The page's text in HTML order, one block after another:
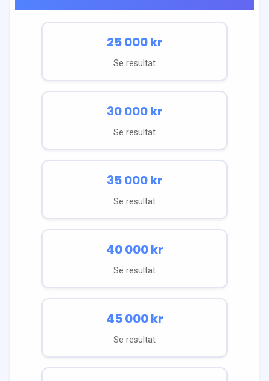
25 000kr
Se resultat
30 000kr
Se resultat
35 000kr
Se resultat
40 000kr
Se resultat
45 000kr
Se resultat